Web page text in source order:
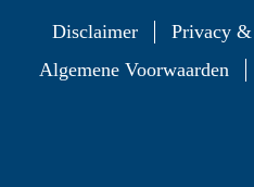
Disclaimer Privacy
Algemene Voorwaarden